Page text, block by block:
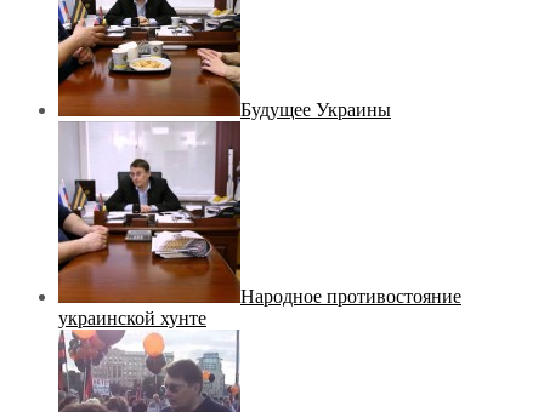
Будущее Украины
Народное противостояние
украинской хунте